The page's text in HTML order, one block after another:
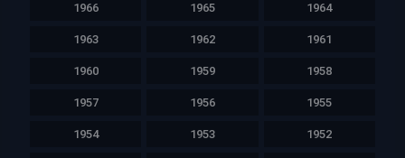
1966 1965 1964
1963 1962 1961
1960 1959 1958
1957 1956 1955
1954 1953 1952